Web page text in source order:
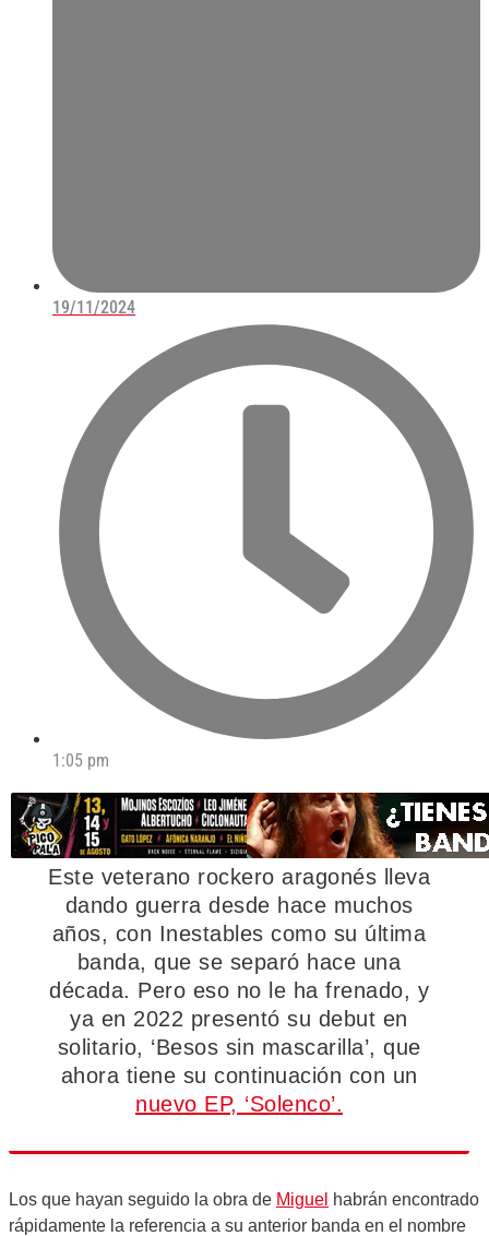
19/11/2024
1:05 pm
Este veterano rockero aragonés lleva
dando guerra desde hace muchos
años, con Inestables como su última
banda, que se separó hace una
década. Pero eso no le ha frenado, y
ya en 2022 presentó su debut en
solitario, ‘Besos sin mascarilla’, que
ahora tiene su continuación con un
nuevo EP, ‘Solenco’.
Los que hayan seguido la obra de Miguel habrán encontrado
rápidamente la referencia a su anterior banda en el nombre